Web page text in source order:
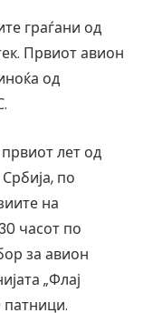
граѓани од
Првиот авион
од
лет од
по
на
часот по
за авион
„Флај
патници.